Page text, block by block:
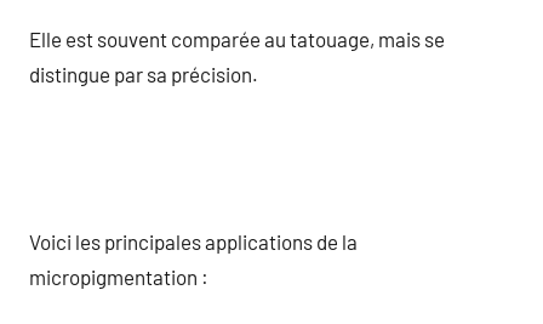
Elle est souvent comparée au tatouage, mais se
distingue par sa précision.
Voici les principales applications de la
micropigmentation :